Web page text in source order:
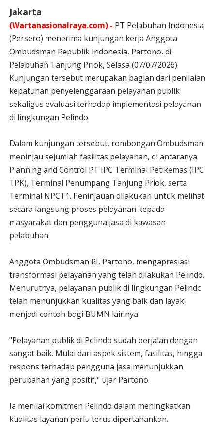
Jakarta
(Wartanasionalraya.com) - PT Pelabuhan Indonesia
(Persero) menerima kunjungan kerja Anggota
Ombudsman Republik Indonesia, Partono, di
Pelabuhan Tanjung Priok, Selasa (07/07/2026).
Kunjungan tersebut merupakan bagian dari penilaian
kepatuhan penyelenggaraan pelayanan publik
sekaligus evaluasi terhadap implementasi pelayanan
di lingkungan Pelindo.
Dalam kunjungan tersebut, rombongan Ombudsman
meninjau sejumlah fasilitas pelayanan, di antaranya
Planning and Control PT IPC Terminal Petikemas (IPC
TPK), Terminal Penumpang Tanjung Priok, serta
Terminal NPCT1. Peninjauan dilakukan untuk melihat
secara langsung proses pelayanan kepada
masyarakat dan pengguna jasa di kawasan
pelabuhan.
Anggota Ombudsman RI, Partono, mengapresiasi
transformasi pelayanan yang telah dilakukan Pelindo.
Menurutnya, pelayanan publik di lingkungan Pelindo
telah menunjukkan kualitas yang baik dan layak
menjadi contoh bagi BUMN lainnya.
"Pelayanan publik di Pelindo sudah berjalan dengan
sangat baik. Mulai dari aspek sistem, fasilitas, hingga
respons terhadap pengguna jasa menunjukkan
perubahan yang positif," ujar Partono.
Ia menilai komitmen Pelindo dalam meningkatkan
kualitas layanan perlu terus dipertahankan.